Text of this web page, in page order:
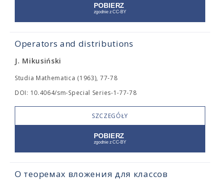
Operators and distributions
J. Mikusiński
Studia Mathematica (1963), 77-78
DOI: 10.4064/sm-Special Series-1-77-78
SZCZEGÓŁY
О теоремах вложения для классов